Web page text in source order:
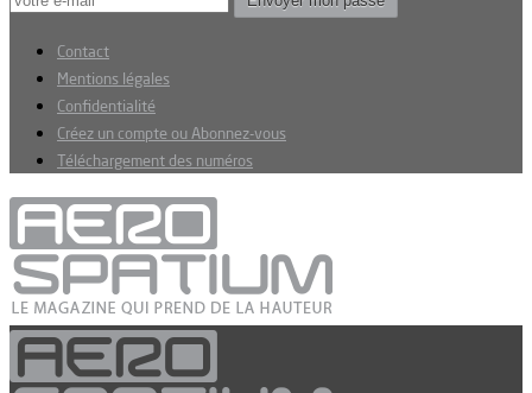
Contact
Mentions légales
Confidentialité
Créez un compte ou Abonnez-vous
Téléchargement des numéros